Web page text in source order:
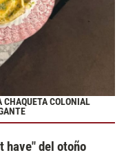
COLONIAL
have" del otoño